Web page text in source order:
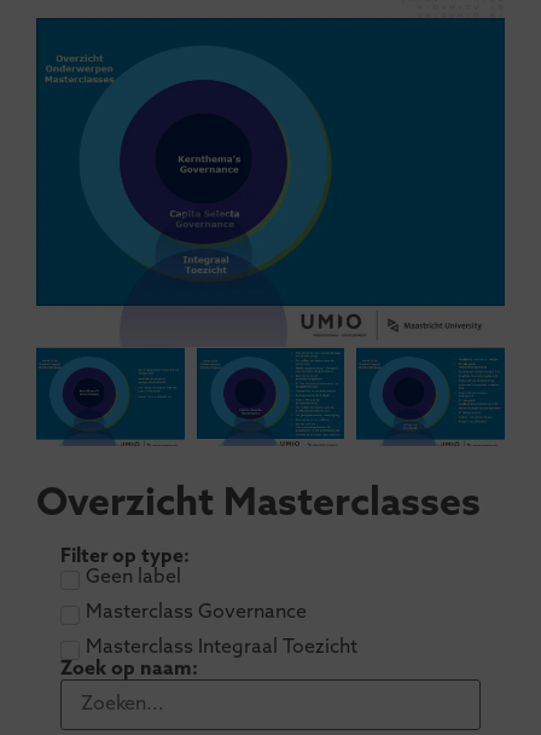
Overzicht Masterclasses
Filter op type:
Geen label
Masterclass Governance
Masterclass Integraal Toezicht
Zoek op naam: